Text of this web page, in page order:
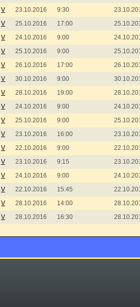
V 23.10.2016 9:30
V 25.10.2016 17:00
V 24.10.2016 9:00
V 25.10.2016 9:00
V 26.10.2016 17:00
V 30.10.2016 9:00
V 28.10.2016 19:00
V 24.10.2016 9:00
V 25.10.2016 9:00
V 23.10.2016 16:00
V 22.10.2016 9:00
V 23.10.2016 9:15
V 24.10.2016 9:00
V 22.10.2016 15:45
V 28.10.2016 14:00
V 28.10.2016 16:30